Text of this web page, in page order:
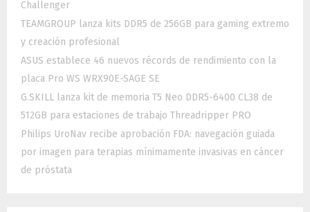
Challenger
TEAMGROUP lanza kits DDR5 de 256GB para gaming extremo
y creación profesional
ASUS establece 46 nuevos récords de rendimiento con la
placa Pro WS WRX90E-SAGE SE
G.SKILL lanza kit de memoria T5 Neo DDR5-6400 CL38 de
512GB para estaciones de trabajo Threadripper PRO
Philips UroNav recibe aprobación FDA: navegación guiada
por imagen para terapias mínimamente invasivas en cáncer
de próstata